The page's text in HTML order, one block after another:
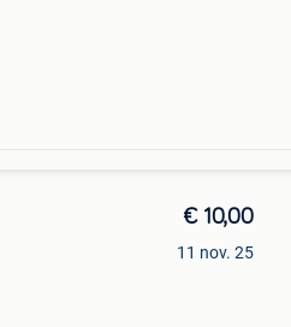
€ 10,00
11 nov. 25